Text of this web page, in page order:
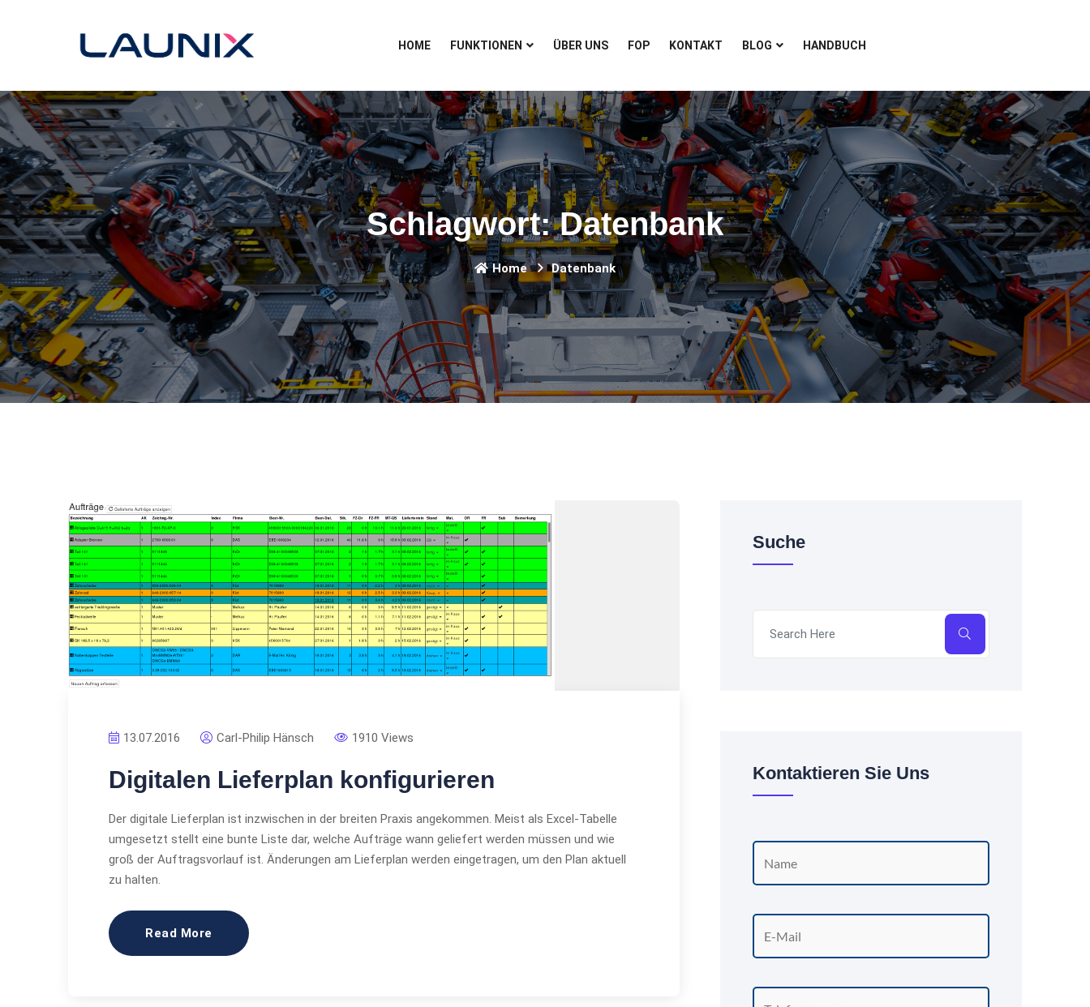
HOME FUNKTIONEN ÜBER UNS FOP KONTAKT BLOG HANDBUCH
Schlagwort:Datenbank
Home Datenbank
13.07.2016 Carl-Philip Hänsch 1910 Views
Digitalen Lieferplan konfigurieren
Der digitale Lieferplan ist inzwischen in der breiten Praxis angekommen. Meist als Excel-Tabelle
umgesetzt stellt eine bunte Liste dar, welche Aufträge wann geliefert werden müssen und wie
groß der Auftragsvorlauf ist. Änderungen am Lieferplan werden eingetragen, um den Plan aktuell
zu halten.
Read More
Suche
Kontaktieren Sie Uns